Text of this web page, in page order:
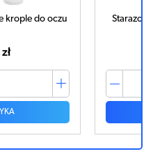
krople do oczu